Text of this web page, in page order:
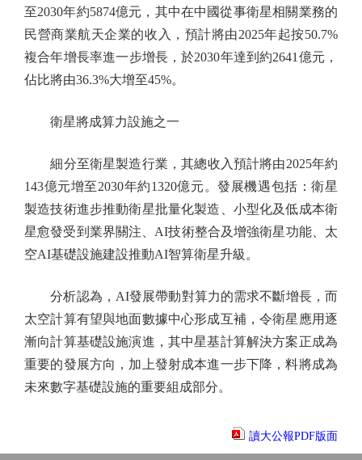
至2030年約5874億元，其中在中國從事衛星相關業務的
民營商業航天企業的收入，預計將由2025年起按50.7%
複合年增長率進一步增長，於2030年達到約2641億元，
佔比將由36.3%大增至45%。
衛星將成算力設施之一
細分至衛星製造行業，其總收入預計將由2025年約
143億元增至2030年約1320億元。發展機遇包括：衛星
製造技術進步推動衛星批量化製造、小型化及低成本衛
星愈發受到業界關注、AI技術整合及增強衛星功能、太
空AI基礎設施建設推動AI智算衛星升級。
分析認為，AI發展帶動對算力的需求不斷增長，而
太空計算有望與地面數據中心形成互補，令衛星應用逐
漸向計算基礎設施演進，其中星基計算解決方案正成為
重要的發展方向，加上發射成本進一步下降，料將成為
未來數字基礎設施的重要組成部分。
讀大公報PDF版面